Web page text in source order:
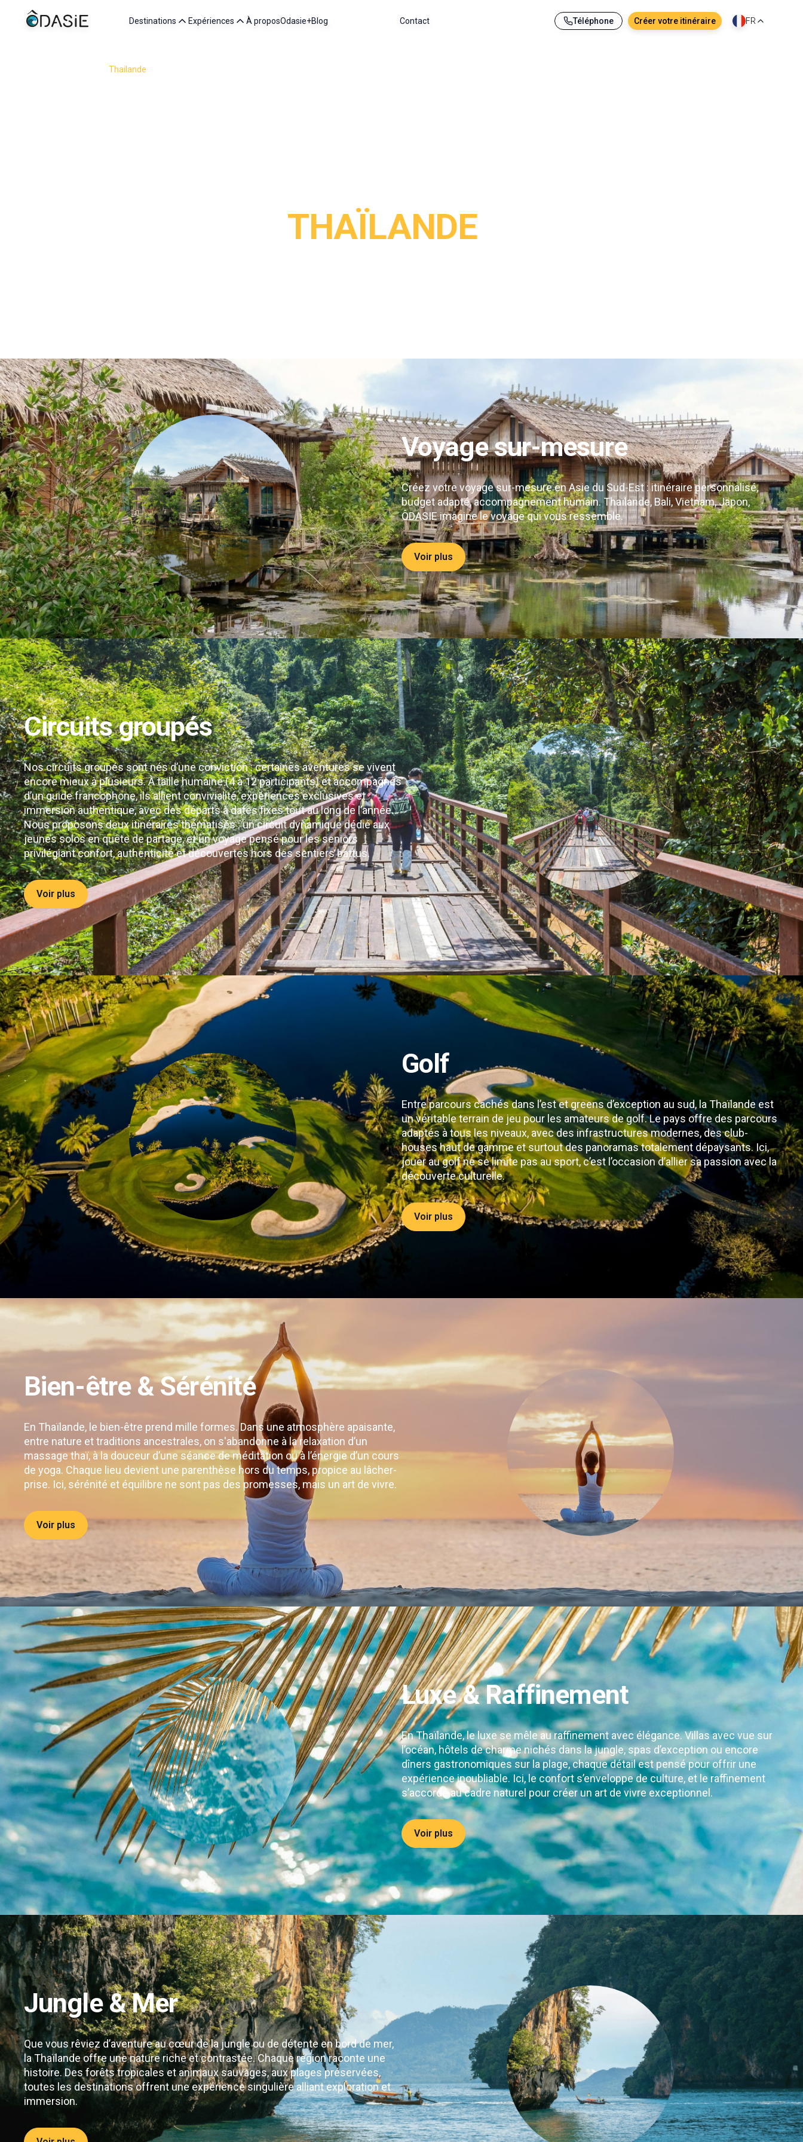
Destinations Expériences À proposOdasie+Blog Contact Téléphone Créer votre itinéraire FR
Thailande
THAÏLANDE
Voyage sur-mesure
Créez votre voyage sur-mesure en Asie du Sud-Est : itinéraire personnalisé,
budget adapté, accompagnement humain. Thaïlande, Bali, Vietnam, Japon,
ÔDASIE imagine le voyage qui vous ressemble.
Voir plus
Circuits groupés
Nos circuits groupés sont nés d’une conviction : certaines aventures se vivent
encore mieux à plusieurs. À taille humaine (4 à 12 participants) et accompagnés
d’un guide francophone, ils allient convivialité, expériences exclusives et
immersion authentique, avec des départs à dates fixes tout au long de l’année.
Nous proposons deux itinéraires thématisés : un circuit dynamique dédié aux
jeunes solos en quête de partage, et un voyage pensé pour les seniors
privilégiant confort, authenticité et découvertes hors des sentiers battus.
Voir plus
Golf
Entre parcours cachés dans l’est et greens d’exception au sud, la Thaïlande est
un véritable terrain de jeu pour les amateurs de golf. Le pays offre des parcours
adaptés à tous les niveaux, avec des infrastructures modernes, des club-
houses haut de gamme et surtout des panoramas totalement dépaysants. Ici,
jouer au golf ne se limite pas au sport, c’est l’occasion d’allier sa passion avec la
découverte culturelle.
Voir plus
Bien-être & Sérénité
En Thaïlande, le bien-être prend mille formes. Dans une atmosphère apaisante,
entre nature et traditions ancestrales, on s'abandonne à la relaxation d’un
massage thaï, à la douceur d’une séance de méditation ou à l’énergie d’un cours
de yoga. Chaque lieu devient une parenthèse hors du temps, propice au lâcher-
prise. Ici, sérénité et équilibre ne sont pas des promesses, mais un art de vivre.
Voir plus
Luxe & Raffinement
En Thaïlande, le luxe se mêle au raffinement avec élégance. Villas avec vue sur
l’océan, hôtels de charme nichés dans la jungle, spas d’exception ou encore
dîners gastronomiques sur la plage, chaque détail est pensé pour offrir une
expérience inoubliable. Ici, le confort s’enveloppe de culture, et le raffinement
s’accorde au cadre naturel pour créer un art de vivre exceptionnel.
Voir plus
Jungle & Mer
Que vous rêviez d’aventure au cœur de la jungle ou de détente en bord de mer,
la Thaïlande offre une nature riche et contrastée. Chaque région raconte une
histoire. Des forêts tropicales et animaux sauvages, aux plages préservées,
toutes les destinations offrent une expérience singulière alliant exploration et
immersion.